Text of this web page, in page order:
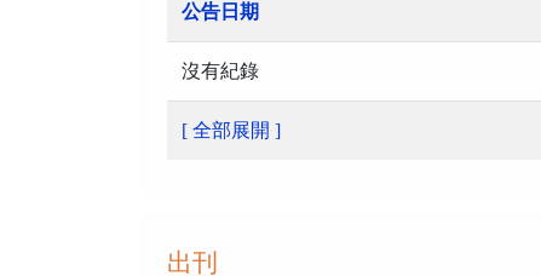
公告日期
沒有紀錄
[ 全部展開 ]
出刊